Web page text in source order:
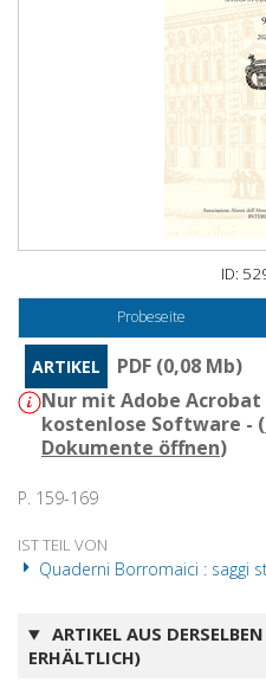
ID:
Probeseite
ARTIKEL
PDF (0,08 Mb)
Nur mit Adobe
kostenlose Software - (
Dokumente öffnen)
P. 159-169
IST TEIL VON
Quaderni Borromaici : saggi
ARTIKEL AUS
ERHÄLTLICH)